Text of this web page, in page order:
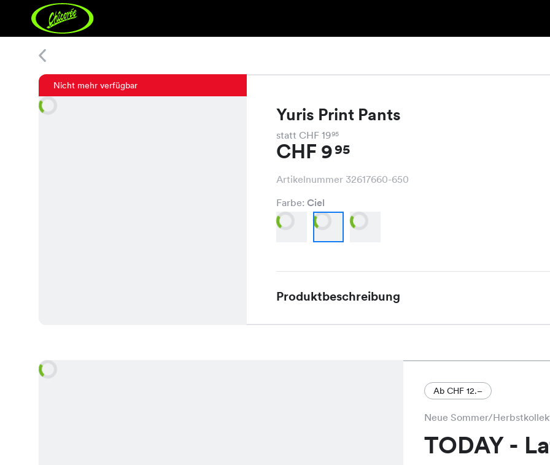
Nicht mehr verfügbar
Yuris Print Pants
statt CHF 1995
CHF 995
Artikelnummer 32617660-650
Farbe: Ciel
Produktbeschreibung
Ab CHF 12.–
Neue Sommer/
TODAY -